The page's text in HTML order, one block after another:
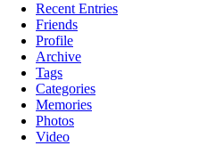
Recent Entries
Friends
Profile
Archive
Tags
Categories
Memories
Photos
Video